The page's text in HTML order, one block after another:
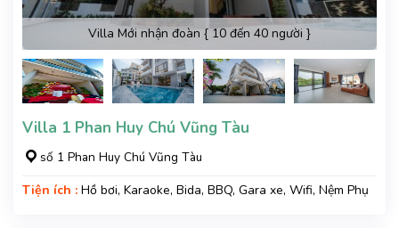
Villa Mới nhận đoàn { 10 đến 40 người }
Villa 1 Phan Huy Chú Vũng Tàu
số 1 Phan Huy Chú Vũng Tàu
Tiện ích : Hồ bơi, Karaoke, Bida, BBQ, Gara xe, Wifi, Nệm Phụ